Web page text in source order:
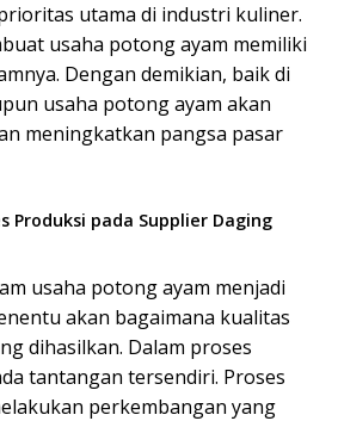
utama di industri kuliner.
usaha potong ayam memiliki
Dengan demikian, baik di
usaha potong ayam akan
meningkatkan pangsa pasar
Produksi pada Supplier Daging
usaha potong ayam menjadi
akan bagaimana kualitas
dihasilkan. Dalam proses
tantangan tersendiri. Proses
perkembangan yang